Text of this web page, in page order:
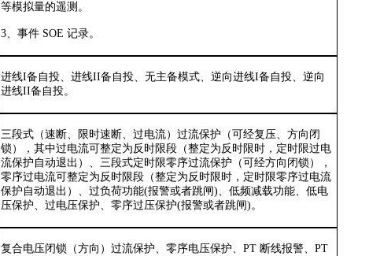
等模拟量的遥测。
3、事件 SOE记录。
进线I备自投、进线II备自投、无主备模式、逆向进线I备自投、逆向
进线II备自投。
三段式（速断、限时速断、过电流）过流保护（可经复压、方向闭
锁），其中过电流可整定为反时限段（整定为反时限时，定时限过电
流保护自动退出）、三段式定时限零序过流保护（可经方向闭锁），
零序过电流可整定为反时限段（整定为反时限时，定时限零序过电流
保护自动退出）、过负荷功能(报警或者跳闸)、低频减载功能、低电
压保护、过电压保护、零序过压保护(报警或者跳闸)。
复合电压闭锁（方向）过流保护、零序电压保护、PT 断线报警、PT